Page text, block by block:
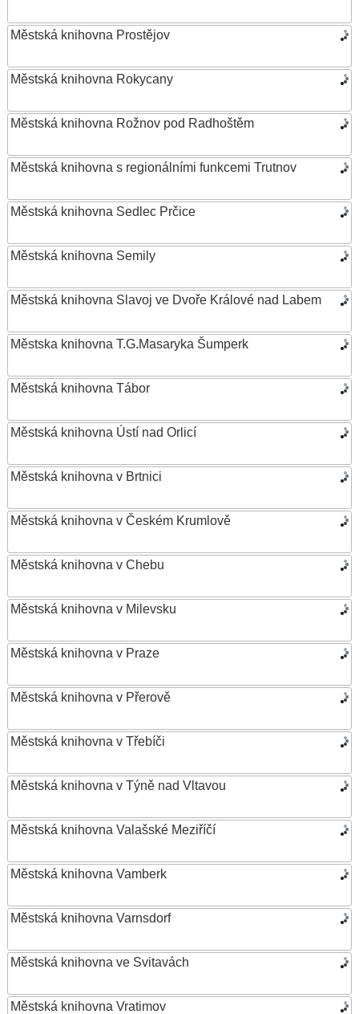
Městská knihovna Prostějov
Městská knihovna Rokycany
Městská knihovna Rožnov pod Radhoštěm
Městská knihovna s regionálními funkcemi Trutnov
Městská knihovna Sedlec Prčice
Městská knihovna Semily
Městská knihovna Slavoj ve Dvoře Králové nad Labem
Městska knihovna T.G.Masaryka Šumperk
Městská knihovna Tábor
Městská knihovna Ústí nad Orlicí
Městská knihovna v Brtnici
Městská knihovna v Českém Krumlově
Městská knihovna v Chebu
Městská knihovna v Milevsku
Městská knihovna v Praze
Městská knihovna v Přerově
Městská knihovna v Třebíči
Městská knihovna v Týně nad Vltavou
Městská knihovna Valašské Meziříčí
Městská knihovna Vamberk
Městská knihovna Varnsdorf
Městská knihovna ve Svitavách
Městská knihovna Vratimov